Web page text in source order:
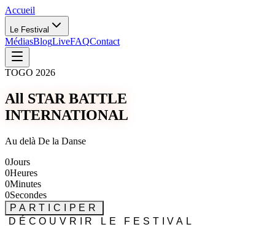
Accueil
Le Festival
MédiasBlogLiveFAQContact
TOGO 2026
All STAR BATTLE
INTERNATIONAL
Au delà De la Danse
0Jours
0Heures
0Minutes
0Secondes
PARTICIPER
DÉCOUVRIR LE FESTIVAL